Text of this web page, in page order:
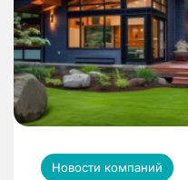
Новости компаний